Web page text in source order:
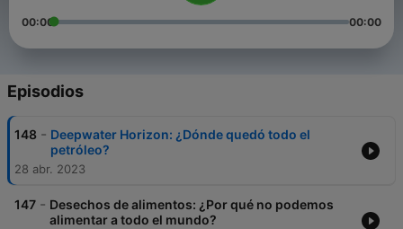
00:00 00:00
Episodios
148 - Deepwater Horizon: ¿Dónde quedó todo el
petróleo?
28 abr. 2023
147 - Desechos de alimentos: ¿Por qué no podemos
alimentar a todo el mundo?